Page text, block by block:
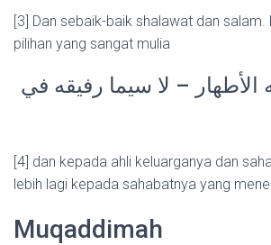
[3] Dan sebaik-baik shalawat dan
pilihan yang sangat mulia
الأطهار – لا سيما رفيقه في
[4] dan kepada ahli keluarganya dan
lebih lagi kepada sahabatnya yang
Muqaddimah